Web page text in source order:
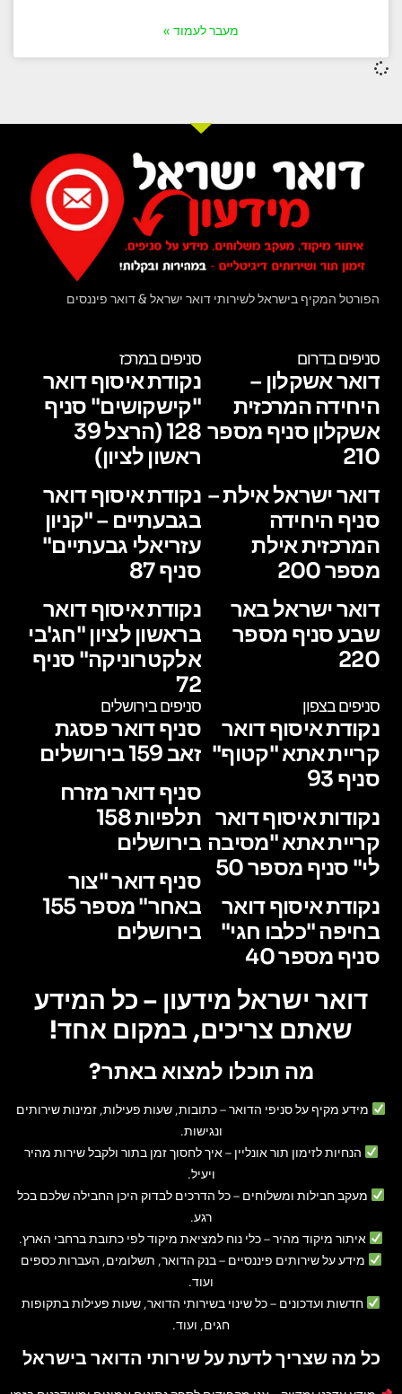
מעבר לעמוד »
הפורטל המקיף בישראל לשירותי דואר ישראל & דואר פיננסים
סניפים בדרום
דואר אשקלון –
היחידה המרכזית
אשקלון סניף מספר
210
דואר ישראל אילת –
סניף היחידה
המרכזית אילת
מספר 200
דואר ישראל באר
שבע סניף מספר
220
סניפים במרכז
נקודת איסוף דואר
"קישקושים" סניף
128 (הרצל 39
ראשון לציון)
נקודת איסוף דואר
בגבעתיים – "קניון
עזריאלי גבעתיים"
סניף 87
נקודת איסוף דואר
בראשון לציון "חג'בי
אלקטרוניקה" סניף
72
סניפים בצפון
נקודת איסוף דואר
קריית אתא "קטוף"
סניף 93
נקודות איסוף דואר
קריית אתא "מסיבה
לי" סניף מספר 50
נקודת איסוף דואר
בחיפה "כלבו חגי"
סניף מספר 40
סניפים בירושלים
סניף דואר פסגת
זאב 159 בירושלים
סניף דואר מזרח
תלפיות 158
בירושלים
סניף דואר "צור
באחר" מספר 155
בירושלים
דואר ישראל מידעון – כל המידע
שאתם צריכים, במקום אחד!
מה תוכלו למצוא באתר?
מידע מקיף על סניפי הדואר– כתובות, שעות פעילות, זמינות שירותים
ונגישות.
הנחיות לזימון תור אונליין – איך לחסוך זמן בתור ולקבל שירות מהיר
ויעיל.
מעקב חבילות ומשלוחים – כל הדרכים לבדוק היכן החבילה שלכם בכל
רגע.
איתור מיקוד מהיר– כלי נוח למציאת מיקוד לפי כתובת ברחבי הארץ.
מידע על שירותים פיננסיים – בנק הדואר, תשלומים, העברות כספים
ועוד.
חדשות ועדכונים – כל שינוי בשירותי הדואר, שעות פעילות בתקופות
חגים, ועוד.
כל מה שצריך לדעת על שירותי הדואר בישראל